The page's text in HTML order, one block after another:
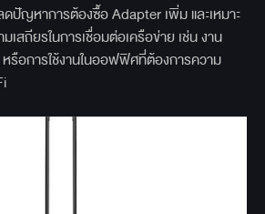
ปัญหาการต้องซื้อ Adapter เพิ่ม และเหมาะ
สถียรในการเชื่อมต่อเครือข่าย เช่น งาน
หรือการใช้งานในออฟฟิศที่ต้องการความ